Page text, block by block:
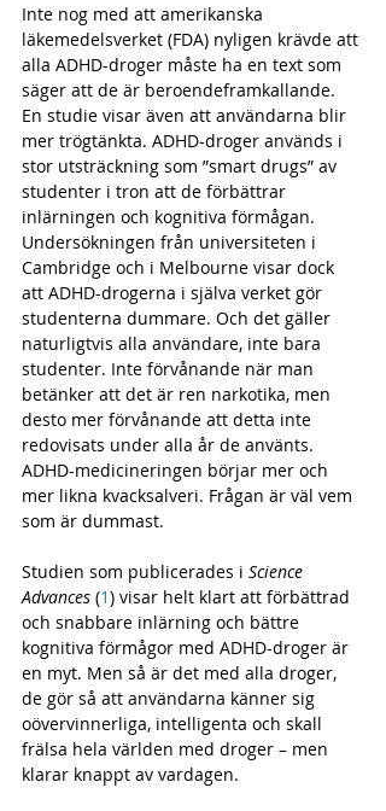
Inte nog med att amerikanska
läkemedelsverket (FDA) nyligen krävde att
alla ADHD-droger måste ha en text som
säger att de är beroendeframkallande.
En studie visar även att användarna blir
mer trögtänkta. ADHD-droger används i
stor utsträckning som ”smart drugs” av
studenter i tron att de förbättrar
inlärningen och kognitiva förmågan.
Undersökningen från universiteten i
Cambridge och i Melbourne visar dock
att ADHD-drogerna i själva verket gör
studenterna dummare. Och det gäller
naturligtvis alla användare, inte bara
studenter. Inte förvånande när man
betänker att det är ren narkotika, men
desto mer förvånande att detta inte
redovisats under alla år de använts.
ADHD-medicineringen börjar mer och
mer likna kvacksalveri. Frågan är väl vem
som är dummast.
Studien som publicerades i Science
Advances (1) visar helt klart att förbättrad
och snabbare inlärning och bättre
kognitiva förmågor med ADHD-droger är
en myt. Men så är det med alla droger,
de gör så att användarna känner sig
oövervinnerliga, intelligenta och skall
frälsa hela världen med droger – men
klarar knappt av vardagen.